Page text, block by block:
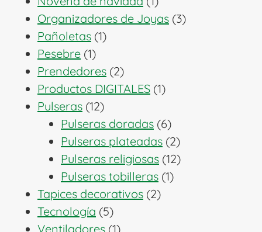
producto
Organizadores de Joyas 33
Pañoletas 11
Pesebre 11
producto
Prendedores 22
productos
Productos DIGITALES 11
Pulseras 1212
productos
Pulseras doradas 66
productos
Pulseras plateadas 22
productos
Pulseras religiosas 1212
Pulseras tobilleras 11
Tapices decorativos 22
Tecnología 55
productos
Ventiladores 11